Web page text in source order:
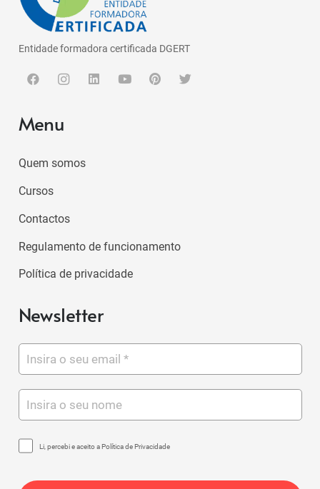
Entidade formadora certificada DGERT
Menu
Quem somos
Cursos
Contactos
Regulamento de funcionamento
Política de privacidade
Newsletter
Li, percebi e aceito a Política de Privacidade